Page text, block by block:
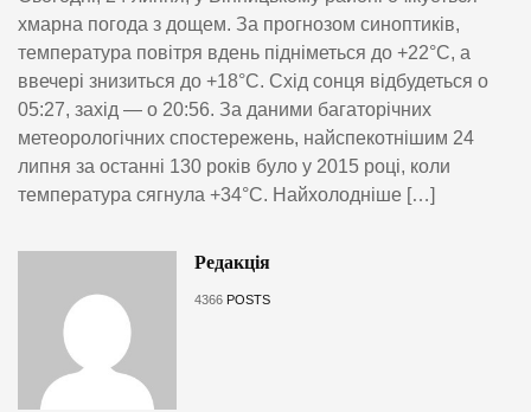
хмарна погода з дощем. За прогнозом синоптиків,
температура повітря вдень підніметься до +22°C, а
ввечері знизиться до +18°C. Схід сонця відбудеться о
05:27, захід — о 20:56. За даними багаторічних
метеорологічних спостережень, найспекотнішим 24
липня за останні 130 років було у 2015 році, коли
температура сягнула +34°C. Найхолодніше […]
Редакція
4366 POSTS